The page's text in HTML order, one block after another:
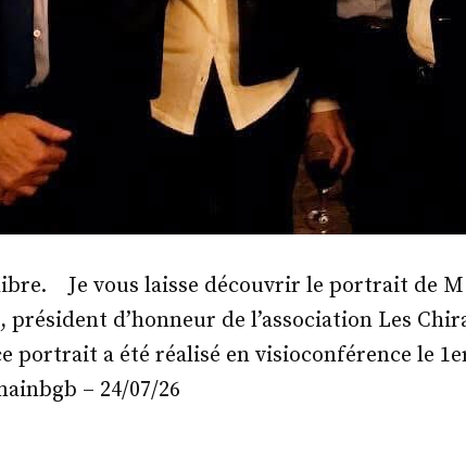
Je vous laisse découvrir le portrait de
président d’honneur de l’association Les
portrait a été réalisé en visioconférence le
– 24/07/26